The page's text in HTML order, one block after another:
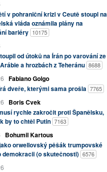
v pohraniční krizi v Ceutě stoupl na
vláda oznámila plány na
bariéry 10175
od útoků na Írán po varování ze
a hrozbách z Teheránu 8688
Fabiano Golgo
dveře, kterými sama prošla 7765
Boris Cvek
rychle zakročit proti Španělsku,
by to chtěl Putin 7163
Bohumil Kartous
orwellovský pěšák trumpovské
demokracii (o skutečnosti) 6576